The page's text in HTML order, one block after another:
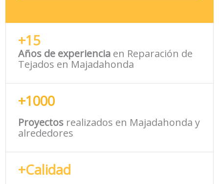
+15
Años de experiencia en Reparación de
Tejados en Majadahonda
+1000
Proyectos realizados en Majadahonda y
alrededores
+Calidad